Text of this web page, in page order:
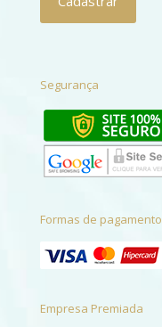
Segurança
Formas de pagamento
Empresa Premiada